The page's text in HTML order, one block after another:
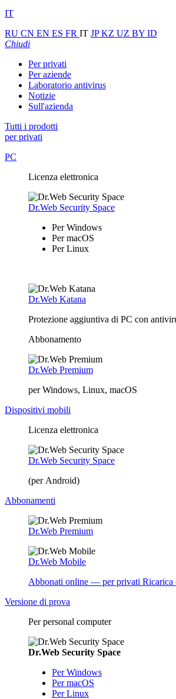
IT
RU CN EN ES FR IT JPKZ UZ BY ID
Chiudi
Per privati
Per aziende
Laboratorio antivirus
Notizie
Sull'azienda
Tutti i prodotti
per privati
PC
Licenza elettronica
Dr.Web Security Space
Per Windows
Per macOS
Per Linux
Dr.Web Katana
Protezione aggiuntiva di PC con
Abbonamento
Dr.Web Premium
per Windows, Linux, macOS
Dispositivi mobili
Licenza elettronica
Dr.Web Security Space
(per Android)
Abbonamenti
Dr.Web Premium
Dr.Web Mobile
Abbonati online — per privati Ricarica
Versione di prova
Per personal computer
Dr.Web Security Space
Per Windows
Per macOS
Per Linux